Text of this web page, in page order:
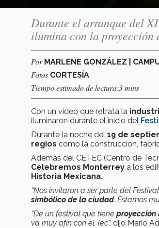
Durante el arranque del
ilumina con la proyección
Por MARLENE GONZÁLEZ |
Fotos CORTESÍA
Tiempo estimado de lectura:3 mins
Con un video que retrata la
iluminaron durante el inicio del
Durante la noche del 19 de
regios como la construcción,
Además del CETEC (Centro de
Celebremos Monterrey a los
Historia Mexicana.
“Nos invitaron a ser parte del
simbólico de la ciudad. Estamos
“De un festival que tiene proyección
va muy afín con el Tec”, dijo Mario